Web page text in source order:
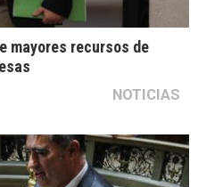
mayores recursos de
NOTICIAS